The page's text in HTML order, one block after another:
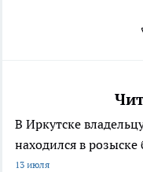
В Иркутске
находился в розыске
13 июля